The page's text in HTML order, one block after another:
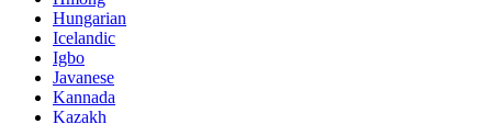
Hungarian
Icelandic
Igbo
Javanese
Kannada
Kazakh